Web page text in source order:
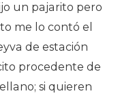
un pajarito pero
me lo contó el
de estación
procedente de
si quieren